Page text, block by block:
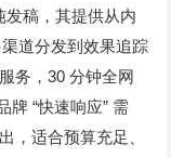
发稿，其提供从内
道分发到效果追踪
务，30分钟全网
牌“快速响应” 需
，适合预算充足、